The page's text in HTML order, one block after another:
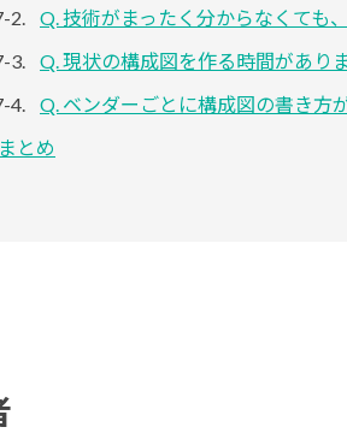
Q. 技術がまったく分からなくても
Q. 現状の構成図を作る時間があり
Q. ベンダーごとに構成図の書き方
まとめ